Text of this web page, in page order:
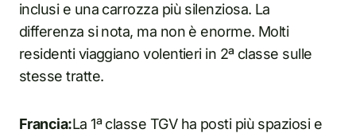
inclusi e una carrozza più silenziosa. La
differenza si nota, ma non è enorme. Molti
residenti viaggiano volentieri in 2ª classe sulle
stesse tratte.
Francia:La 1ª classe TGV ha posti più spaziosi e